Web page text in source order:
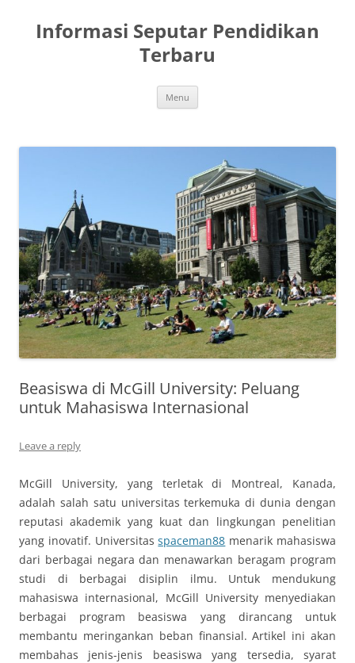
content
Informasi Seputar Pendidikan
Terbaru
Menu
Beasiswa di McGill University: Peluang
untuk Mahasiswa Internasional
Leave a reply
McGill University, yang terletak di Montreal, Kanada,
adalah salah satu universitas terkemuka di dunia dengan
reputasi akademik yang kuat dan lingkungan penelitian
yang inovatif. Universitasspaceman88 menarik mahasiswa
dari berbagai negara dan menawarkan beragam program
studi di berbagai disiplin ilmu. Untuk mendukung
mahasiswa internasional, McGill University menyediakan
berbagai program beasiswa yang dirancang untuk
membantu meringankan beban finansial. Artikel ini akan
membahas jenis-jenis beasiswa yang tersedia, syarat